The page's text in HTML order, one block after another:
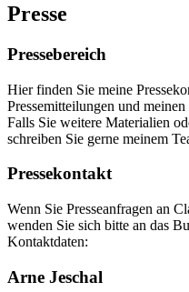
Presse
Pressebereich
Hier finden Sie meine
Pressemitteilungen und
Falls Sie weitere Materialien
schreiben Sie gerne meinem
Pressekontakt
Wenn Sie Presseanfragen an
wenden Sie sich bitte an das
Kontaktdaten:
Arne Jeschal